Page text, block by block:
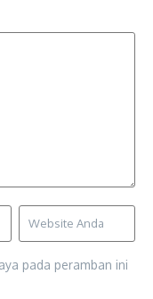
pada peramban ini